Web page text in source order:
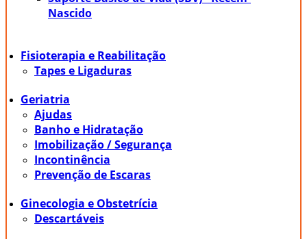
Nascido
Fisioterapia e Reabilitação
Tapes e Ligaduras
Geriatria
Ajudas
Banho e Hidratação
Imobilização / Segurança
Incontinência
Prevenção de Escaras
Ginecologia e Obstetrícia
Descartáveis